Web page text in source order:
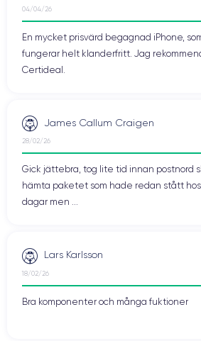
04/04/26
En mycket prisvärd begagnad iPhone,
fungerar helt klanderfritt. Jag
Certideal.
James Callum Craigen
28/02/26
Gick jättebra, tog lite tid innan postnord
hämta paketet som hade redan stått
dagar men ...
Lars Karlsson
18/02/26
Bra komponenter och många fuktioner